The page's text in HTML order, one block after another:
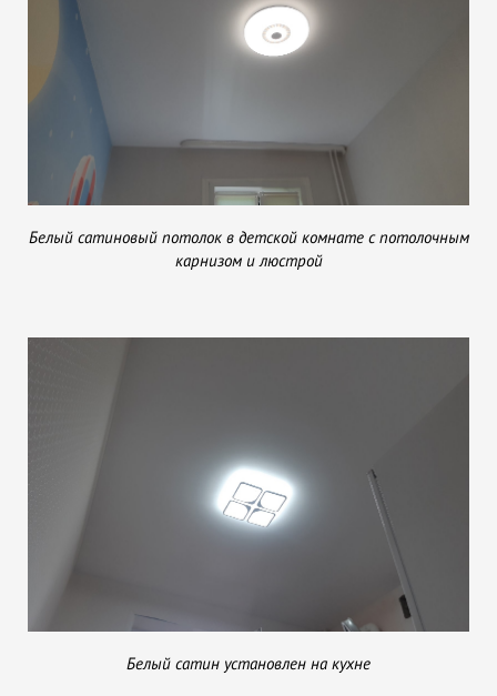
Белый сатиновый потолок в детской комнате с потолочным
карнизом и люстрой
Белый сатин установлен на кухне